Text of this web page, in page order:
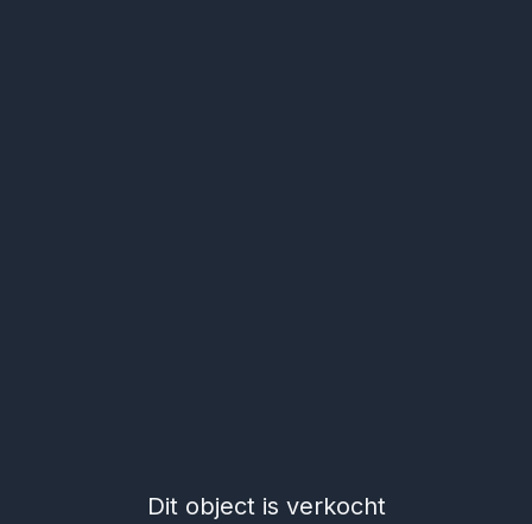
Dit object is verkocht